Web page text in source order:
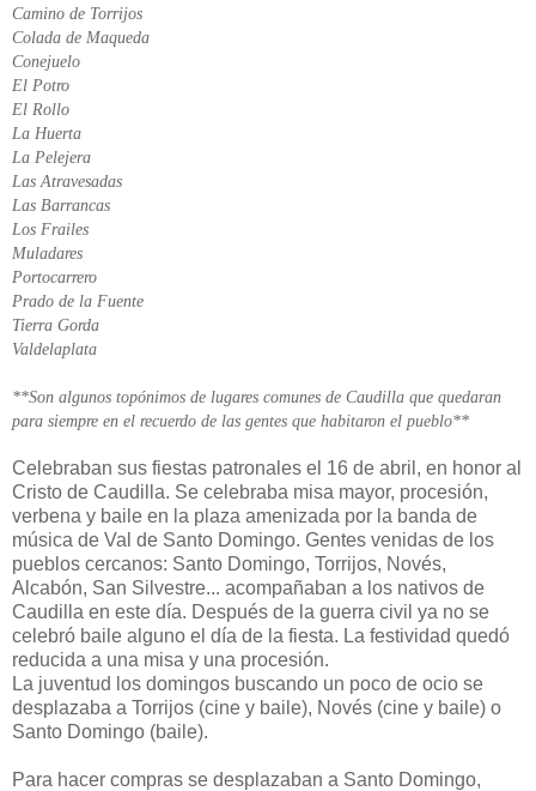
Camino de Torrijos
Colada de Maqueda
Conejuelo
El Potro
El Rollo
La Huerta
La Pelejera
Las Atravesadas
Las Barrancas
Los Frailes
Muladares
Portocarrero
Prado de la Fuente
Tierra Gorda
Valdelaplata
**Son algunos topónimos de lugares comunes de Caudilla que quedaran
para siempre en el recuerdo de las gentes que habitaron el pueblo**
Celebraban sus fiestas patronales el 16 de abril, en honor al
Cristo de Caudilla. Se celebraba misa mayor, procesión,
verbena y baile en la plaza amenizada por la banda de
música de Val de Santo Domingo. Gentes venidas de los
pueblos cercanos: Santo Domingo, Torrijos, Novés,
Alcabón, San Silvestre... acompañaban a los nativos de
Caudilla en este día. Después de la guerra civil ya no se
celebró baile alguno el día de la fiesta. La festividad quedó
reducida a una misa y una procesión.
La juventud los domingos buscando un poco de ocio se
desplazaba a Torrijos (cine y baile), Novés (cine y baile) o
Santo Domingo (baile).
Para hacer compras se desplazaban a Santo Domingo,